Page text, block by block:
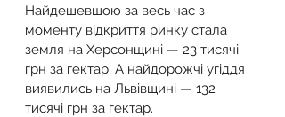
Найдешевшою за весь час з
моменту відкриття ринку стала
земля на Херсонщині — 23 тисячі
грн за гектар. А найдорожчі угіддя
виявились на Львівщині — 132
тисячі грн за гектар.